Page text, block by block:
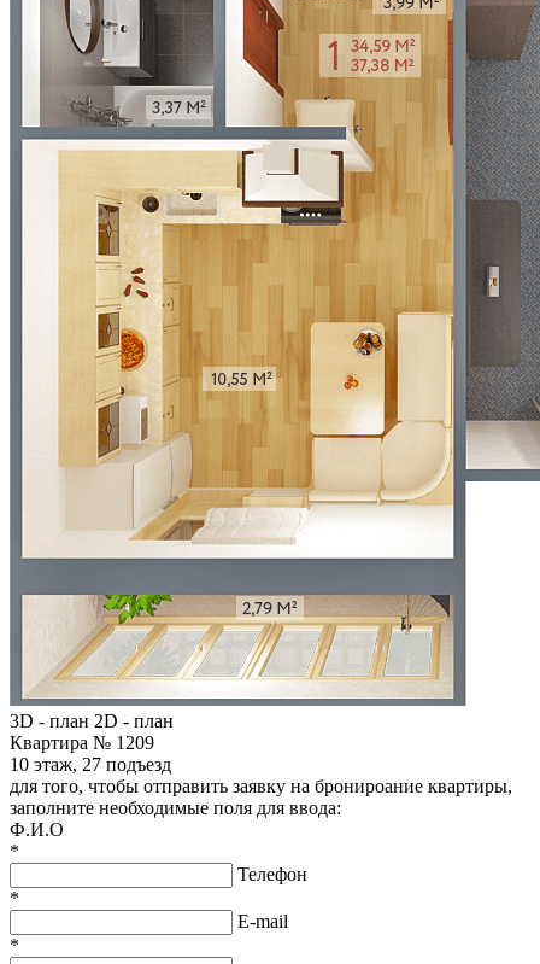
3D - план 2D - план
Квартира № 1209
10 этаж, 27 подъезд
для того, чтобы отправить заявку на бронироание квартиры,
заполните необходимые поля для ввода:
Ф.И.О
*
Телефон
*
E-mail
*